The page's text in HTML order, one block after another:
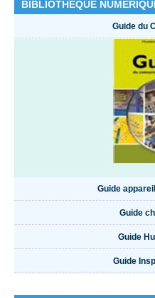
BIBLIOTHÈQUE
Guide du
Guide
Guide
Guide
Guide